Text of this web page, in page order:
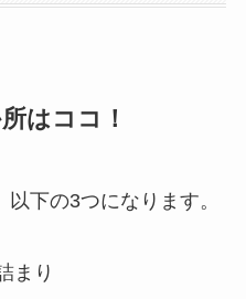
はココ！
下の3つになります。
まり